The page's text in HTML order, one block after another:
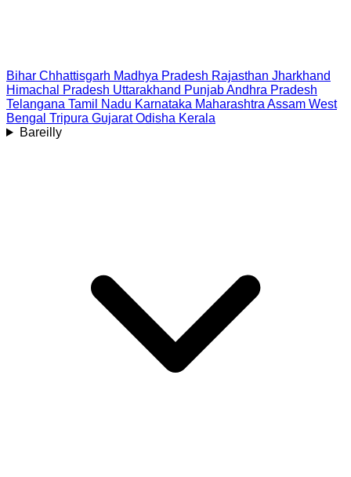
Bihar Chhattisgarh Madhya Pradesh Rajasthan Jharkhand
Himachal Pradesh Uttarakhand PunjabAndhra Pradesh
Telangana Tamil Nadu Karnataka Maharashtra Assam West
Bengal Tripura Gujarat Odisha Kerala
Bareilly